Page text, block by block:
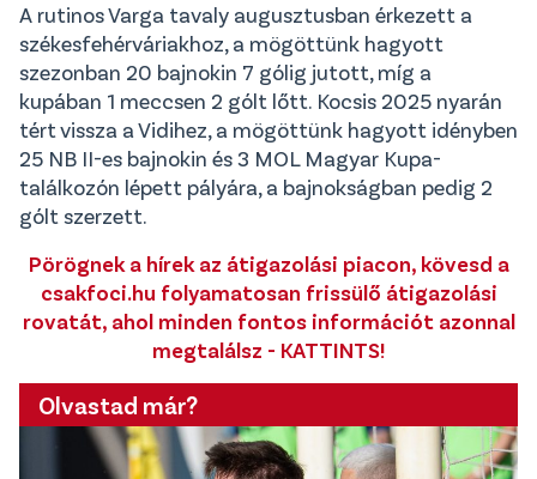
A rutinos Varga tavaly augusztusban érkezett a
székesfehérváriakhoz, a mögöttünk hagyott
szezonban 20 bajnokin 7 gólig jutott, míg a
kupában 1 meccsen 2 gólt lőtt. Kocsis 2025 nyarán
tért vissza a Vidihez, a mögöttünk hagyott idényben
25 NB II-es bajnokin és 3 MOL Magyar Kupa-
találkozón lépett pályára, a bajnokságban pedig 2
gólt szerzett.
Pörögnek a hírek az átigazolási piacon, kövesd a
csakfoci.hu folyamatosan frissülő átigazolási
rovatát, ahol minden fontos információt azonnal
megtalálsz - KATTINTS!
Olvastad már?